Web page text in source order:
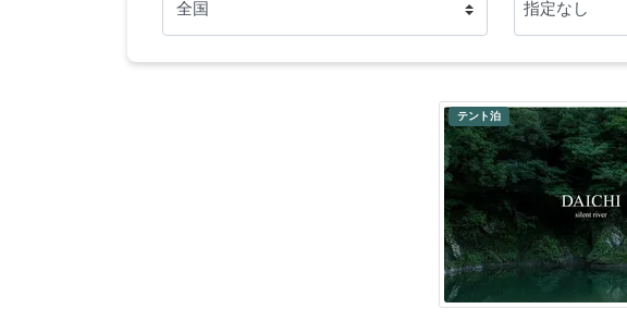
全国
テント泊